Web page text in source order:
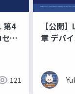
第4
ス
121
【公開
章 デバ
入門ガイド